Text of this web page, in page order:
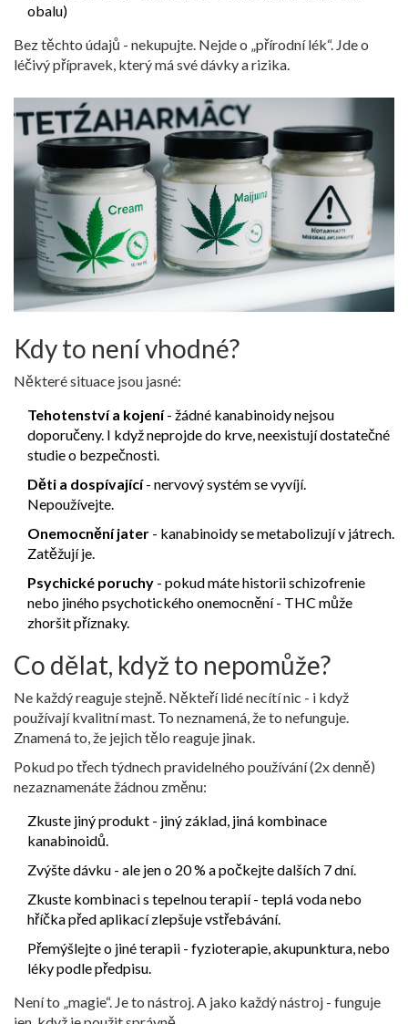
obalu)
Bez těchto údajů - nekupujte. Nejde o „přírodní lék“. Jde o
léčivý přípravek, který má své dávky a rizika.
Kdy to není vhodné?
Některé situace jsou jasné:
Tehotenství a kojení- žádné kanabinoidy nejsou
doporučeny. I když neprojde do krve, neexistují dostatečné
studie o bezpečnosti.
Děti a dospívající- nervový systém se vyvíjí.
Nepoužívejte.
Onemocnění jater - kanabinoidy se metabolizují v játrech.
Zatěžují je.
Psychické poruchy - pokud máte historii schizofrenie
nebo jiného psychotického onemocnění - THC může
zhoršit příznaky.
Co dělat, když to nepomůže?
Ne každý reaguje stejně. Někteří lidé necítí nic - i když
používají kvalitní mast. To neznamená, že to nefunguje.
Znamená to, že jejich tělo reaguje jinak.
Pokud po třech týdnech pravidelného používání (2x denně)
nezaznamenáte žádnou změnu:
Zkuste jiný produkt - jiný základ, jiná kombinace
kanabinoidů.
Zvýšte dávku - ale jen o 20 % a počkejte dalších 7 dní.
Zkuste kombinaci s tepelnou terapií - teplá voda nebo
hříčka před aplikací zlepšuje vstřebávání.
Přemýšlejte o jiné terapii - fyzioterapie, akupunktura, nebo
léky podle předpisu.
Není to „magie“. Je to nástroj. A jako každý nástroj - funguje